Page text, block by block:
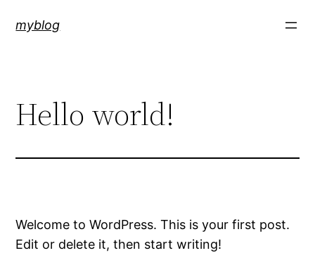
myblog
Hello world!
Welcome to WordPress. This is your first post.
Edit or delete it, then start writing!